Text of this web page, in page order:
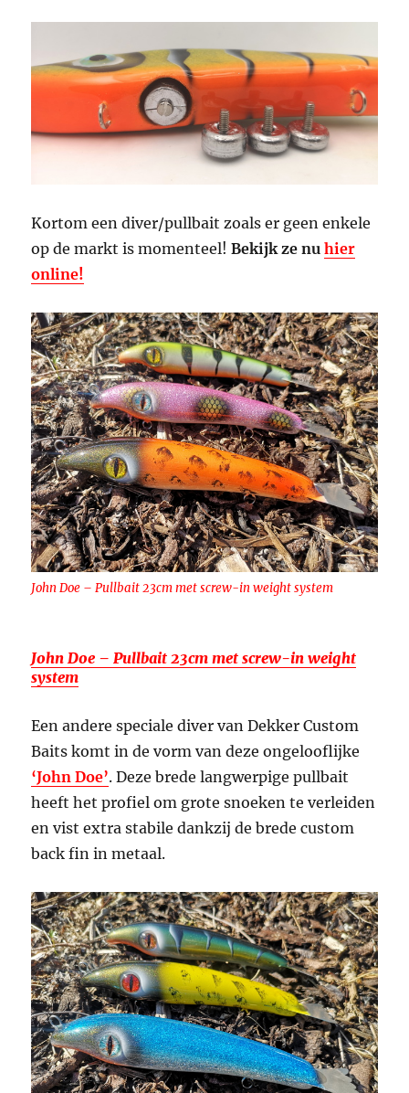
Kortom een diver/pullbait zoals er geen enkele
op de markt is momenteel!Bekijk ze nuhier
online!
John Doe – Pullbait 23cm met screw-in weight system
John Doe – Pullbait 23cm met screw-in weight
system
Een andere speciale diver van Dekker Custom
Baits komt in de vorm van deze ongelooflijke
‘John Doe’. Deze brede langwerpige pullbait
heeft het profiel om grote snoeken te verleiden
en vist extra stabile dankzij de brede custom
back fin in metaal.